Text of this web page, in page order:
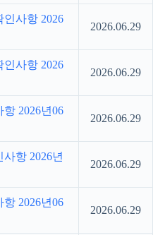
사항 2026
2026.06.29
사항 2026
2026.06.29
2026년06
2026.06.29
항 2026년
2026.06.29
2026년06
2026.06.29